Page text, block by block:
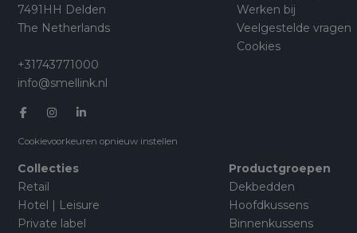
7491HH Delden
The Netherlands
+31743771000
info@smellink.nl
Cookievoorkeuren opnieuw instellen
Werken bij
Veelgestelde vragen
Cookies
Collecties
Retail
Hotel | Leisure
Private label
Productgroepen
Dekbedden
Hoofdkussens
Binnenkussens